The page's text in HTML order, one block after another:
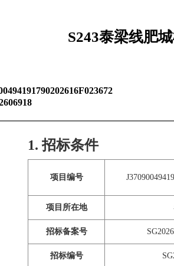
S243泰梁线肥
1. 招标条件
项目编号
项目所在地
招标备案号
招标编号